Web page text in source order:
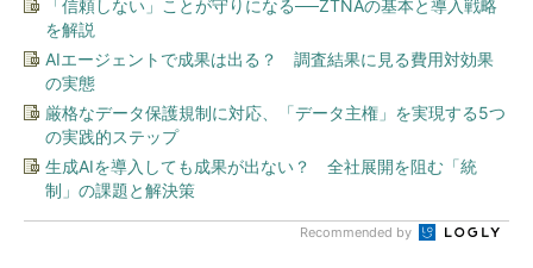
「信頼しない」ことが守りになる──ZTNAの基本と導入戦略
を解説
AIエージェントで成果は出る？ 調査結果に見る費用対効果
の実態
厳格なデータ保護規制に対応、「データ主権」を実現する5つ
の実践的ステップ
生成AIを導入しても成果が出ない？ 全社展開を阻む「統
制」の課題と解決策
Recommended by